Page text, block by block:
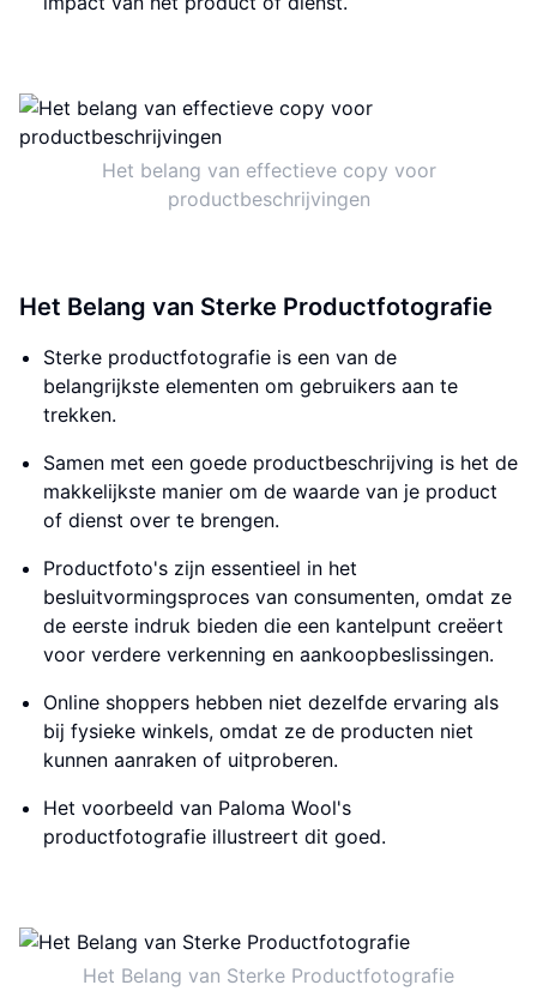
Het belang van effectieve copy voor
productbeschrijvingen
Het Belang van Sterke Productfotografie
Sterke productfotografie is een van de
belangrijkste elementen om gebruikers aan te
trekken.
Samen met een goede productbeschrijving is het de
makkelijkste manier om de waarde van je product
of dienst over te brengen.
Productfoto's zijn essentieel in het
besluitvormingsproces van consumenten, omdat ze
de eerste indruk bieden die een kantelpunt creëert
voor verdere verkenning en aankoopbeslissingen.
Online shoppers hebben niet dezelfde ervaring als
bij fysieke winkels, omdat ze de producten niet
kunnen aanraken of uitproberen.
Het voorbeeld van Paloma Wool's
productfotografie illustreert dit goed.
Het Belang van Sterke Productfotografie